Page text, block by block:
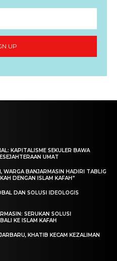
UP
KAPITALISME SEKULER BAWA
UMAT
BANJARMASIN HADIRI TABLIG
DENGAN ISLAM KAFAH”
DAN SOLUSI IDEOLOGIS
SERUKAN SOLUSI
KE ISLAM KAFAH
KHATIB KECAM KEZALIMAN